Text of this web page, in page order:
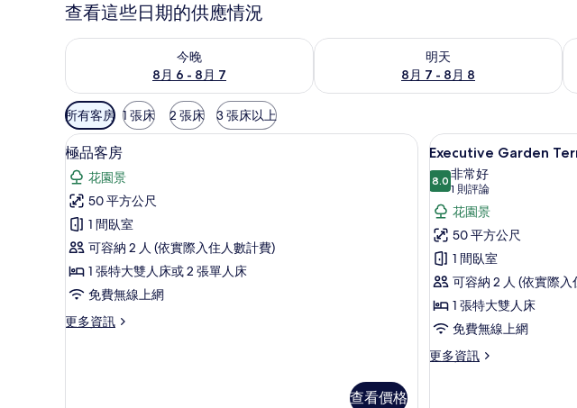
查看這些日期的供應情況
今晚
8月 6 - 8月 7
查看今晚 (8月 6 - 8月 7) 的供應情況
明天
8月 7 - 8月 8
查看明天 (8月 7 - 8月 8) 的供應情況
可
用
的
客
房
篩
選
條
件
所有客房 1 張床 2 張床 3 張床以上
顯
示
極
品
客
房
的
有
低過敏寢具、羽絨被、迷你吧、客房內保險箱
7
極品客房
花園景
50 平方公尺
1 間臥室
可容納 2 人 (依實際入住人數計費)
1 張特大雙人床或 2 張單人床
免費無線上網
更多資訊
更
查看價格
顯
示
Executive
Garden
Terrace
Room
的
所
有
片
8
Executive Garden
8.08.0 分，滿分 10 分
非常好
1 則評論
(1
則
評
論)
花園景
50 平方公尺
1 間臥室
可容納 2 人 (依實際
1 張特大雙人床
免費無線上網
更多資訊
更